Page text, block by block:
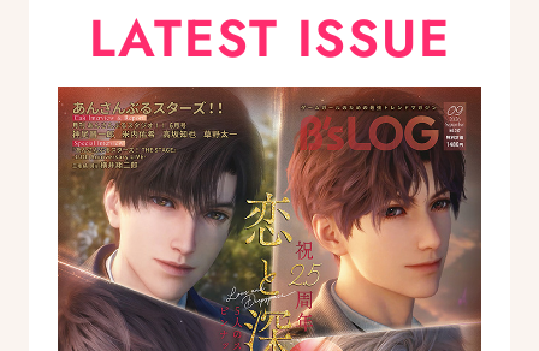
LATEST ISSUE